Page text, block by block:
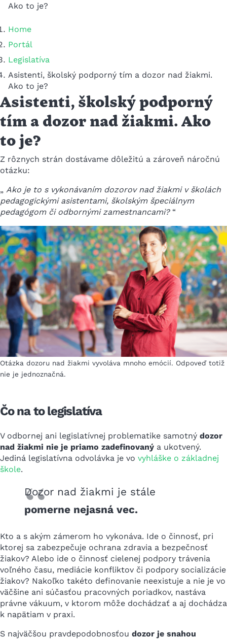
Ako to je?
Home
Portál
Legislatíva
Asistenti, školský podporný tím a dozor nad žiakmi.
Ako to je?
Asistenti, školský podporný
tím a dozor nad žiakmi. Ako
to je?
Z rôznych strán dostávame dôležitú a zároveň náročnú
otázku:
„ Ako je to s vykonávaním dozorov nad žiakmi v školách
pedagogickými asistentami, školským špeciálnym
pedagógom či odbornými zamestnancami?“
Otázka dozoru nad žiakmi vyvoláva mnoho emócií. Odpoveď totiž
nie je jednoznačná.
Čo na to legislatíva
V odbornej ani legislatívnej problematike samotný dozor
nad žiakmi nie je priamo zadefinovaný a ukotvený.
Jediná legislatívna odvolávka je vo vyhláške o základnej
škole.
Dozor nad žiakmi je stále
pomerne nejasná vec.
Kto a s akým zámerom ho vykonáva. Ide o činnosť, pri
ktorej sa zabezpečuje ochrana zdravia a bezpečnosť
žiakov? Alebo ide o činnosť cielenej podpory trávenia
voľného času, mediácie konfliktov či podpory socializácie
žiakov? Nakoľko takéto definovanie neexistuje a nie je vo
väčšine ani súčasťou pracovných poriadkov, nastáva
právne vákuum, v ktorom môže dochádzať a aj dochádza
k napätiam v praxi.
S najväčšou pravdepodobnosťou dozor je snahou